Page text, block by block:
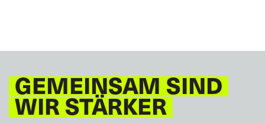
GEMEINSAM SIND
WIR STÄRKER